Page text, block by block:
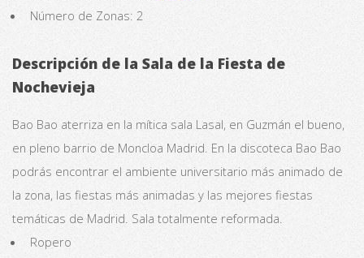
Número de Zonas: 2
Descripción de la Sala de la Fiesta de
Nochevieja
Bao Bao aterriza en la mítica sala Lasal, en Guzmán el bueno,
en pleno barrio de Moncloa Madrid. En la discoteca Bao Bao
podrás encontrar el ambiente universitario más animado de
la zona, las fiestas más animadas y las mejores fiestas
temáticas de Madrid. Sala totalmente reformada.
Ropero